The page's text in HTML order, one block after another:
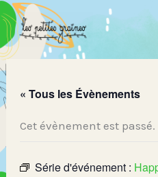
Aller
au
contenu
« Tous les Évènements
Cet évènement est passé.
Série d'événement :